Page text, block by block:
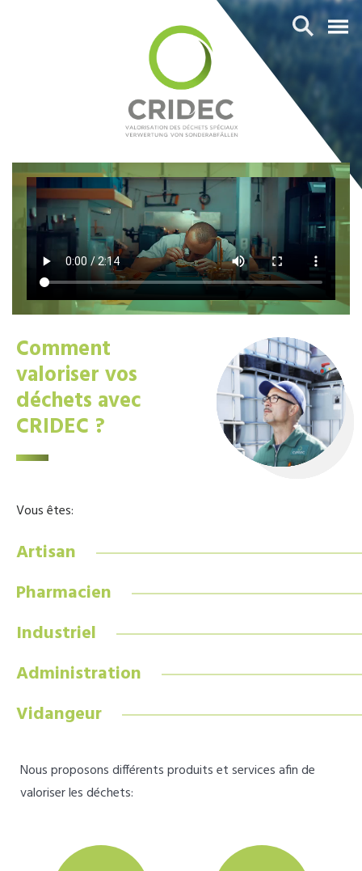
Comment
valoriser vos
déchets avec
CRIDEC ?
Vous êtes:
Artisan
Pharmacien
Industriel
Administration
Vidangeur
Nous proposons différents produits et services afin de
valoriser les déchets: